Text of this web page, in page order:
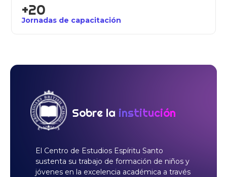
+20
Jornadas de capacitación
Sobre la institución
El Centro de Estudios Espíritu Santo
sustenta su trabajo de formación de niños y
jóvenes en la excelencia académica a través